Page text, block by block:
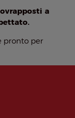
a
pronto per